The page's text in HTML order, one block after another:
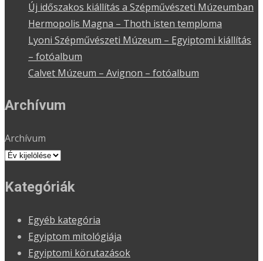
Új időszakos kiállítás a Szépművészeti Múzeumban
Hermopolis Magna – Thoth isten temploma
Lyoni Szépművészeti Múzeum – Egyiptomi kiállítás
– fotóalbum
Calvet Múzeum – Avignon – fotóalbum
Archívum
Archívum
Kategóriák
Egyéb kategória
Egyiptom mitológiája
Egyiptomi körutazások